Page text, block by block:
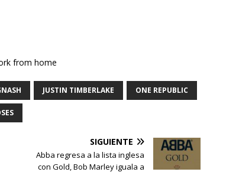
from home
JUSTIN TIMBERLAKE ONE REPUBLIC
SIGUIENTE
Abba regresa a la lista inglesa
con Gold, Bob Marley iguala a